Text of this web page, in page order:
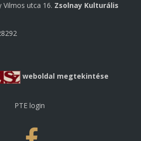
Vilmos utca 16. Zsolnay Kulturális
weboldal megtekintése
PTE login